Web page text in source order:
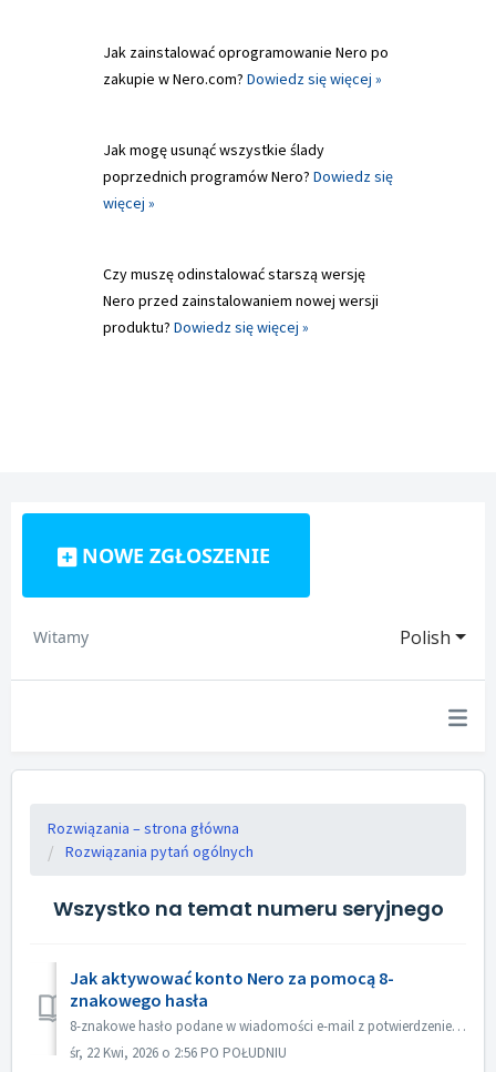
Jak zainstalować oprogramowanie Nero po
zakupie w Nero.com? Dowiedz się więcej »
Jak mogę usunąć wszystkie ślady
poprzednich programów Nero? Dowiedz się
więcej »
Czy muszę odinstalować starszą wersję
Nero przed zainstalowaniem nowej wersji
produktu? Dowiedz się więcej »
NOWE ZGŁOSZENIE
Polish
Witamy
Rozwiązania – strona główna
Rozwiązania pytań ogólnych
Wszystko na temat numeru seryjnego
Jak aktywować konto Nero za pomocą 8-
znakowego hasła
8-znakowe hasło podane w wiadomości e-mail z potwierdzeniem zamówienia stanowi hasło początkowe do konta Nero. Po zalogowaniu się na konto Nero przy użyci...
śr, 22 Kwi, 2026 o 2:56 PO POŁUDNIU